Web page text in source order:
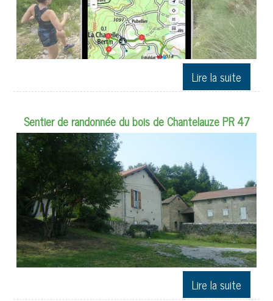
Sentier de randonnée du bois de Chantelauze PR 47